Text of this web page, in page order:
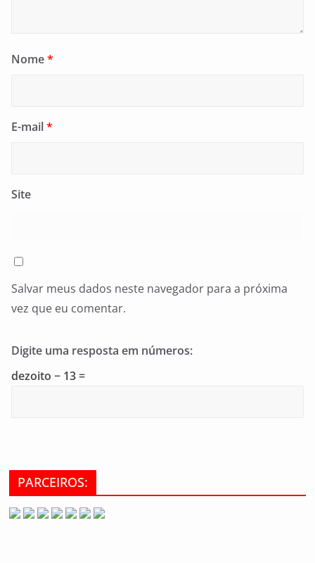
Nome*
E-mail*
Site
Salvar meus dados neste navegador para a próxima
vez que eu comentar.
Digite uma resposta em números:
dezoito − 13 =
PARCEIROS: